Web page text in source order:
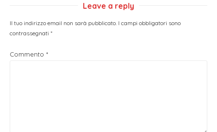
Leave a reply
Il tuo indirizzo email non sarà pubblicato. I campi obbligatori sono
contrassegnati *
Commento *